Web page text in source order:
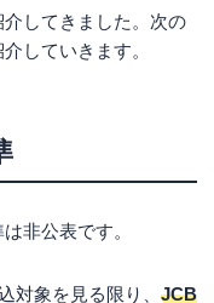
してきました。次の
していきます。
非公表です。
対象を見る限り、 JCB